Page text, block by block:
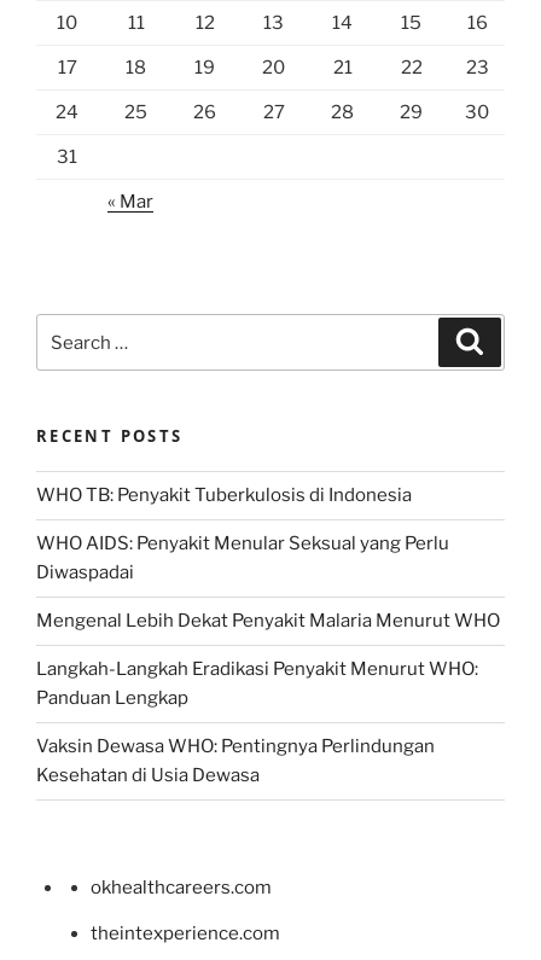
10 11 12 13 14 15 16
17 18 19 20 21 22 23
24 25 26 27 28 29 30
31
« Mar
for:
RECENT POSTS
WHO TB: Penyakit Tuberkulosis di Indonesia
WHO AIDS: Penyakit Menular Seksual yang Perlu
Diwaspadai
Mengenal Lebih Dekat Penyakit Malaria Menurut WHO
Langkah-Langkah Eradikasi Penyakit Menurut WHO:
Panduan Lengkap
Vaksin Dewasa WHO: Pentingnya Perlindungan
Kesehatan di Usia Dewasa
okhealthcareers.com
theintexperience.com